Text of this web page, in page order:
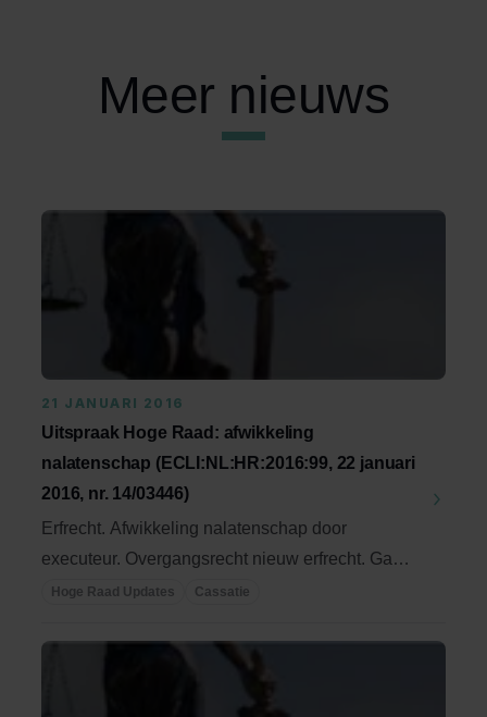
Meer nieuws
21 JANUARI 2016
Uitspraak Hoge Raad: afwikkeling
nalatenschap (ECLI:NL:HR:2016:99, 22 januari
2016, nr. 14/03446)
Erfrecht. Afwikkeling nalatenschap door
executeur. Overgangsrecht nieuw erfrecht. Gaat
verplichting ...
Hoge Raad Updates Cassatie